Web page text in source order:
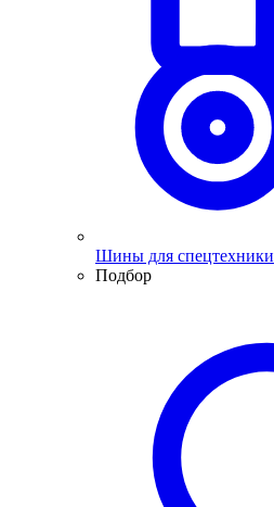
Шины для спецтехники
Подбор